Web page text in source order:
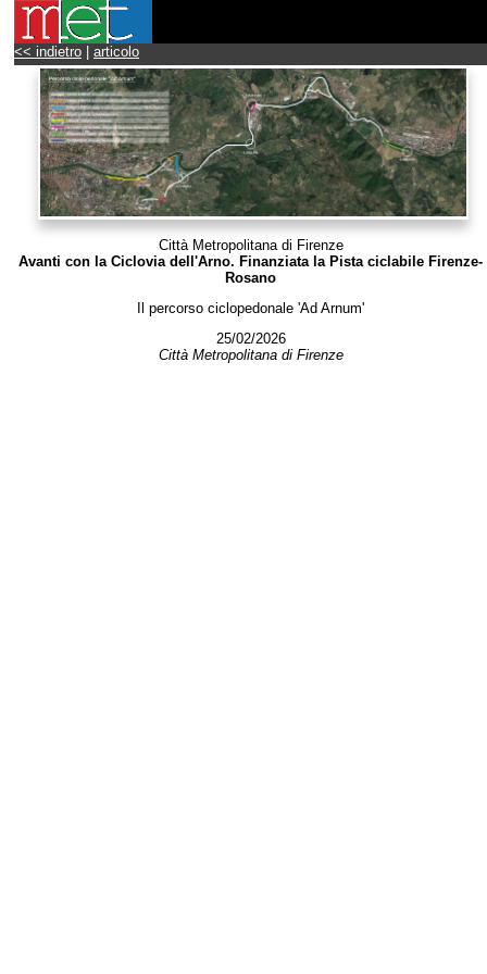
<< indietro articolo
Città Metropolitana di Firenze
Avanti con la Ciclovia dell'Arno. Finanziata la Pista ciclabile Firenze-
Rosano
Il percorso ciclopedonale 'Ad Arnum'
25/02/2026
Città Metropolitana di Firenze